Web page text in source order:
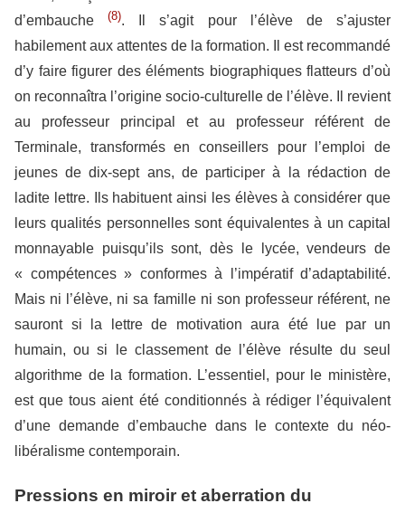
d’embauche(8). Il s’agit pour l’élève de s’ajuster
habilement aux attentes de la formation. Il est recommandé
d’y faire figurer des éléments biographiques flatteurs d’où
on reconnaîtra l’origine socio-culturelle de l’élève. Il revient
au professeur principal et au professeur référent de
Terminale, transformés en conseillers pour l’emploi de
jeunes de dix-sept ans, de participer à la rédaction de
ladite lettre. Ils habituent ainsi les élèves à considérer que
leurs qualités personnelles sont équivalentes à un capital
monnayable puisqu’ils sont, dès le lycée, vendeurs de
« compétences » conformes à l’impératif d’adaptabilité.
Mais ni l’élève, ni sa famille ni son professeur référent, ne
sauront si la lettre de motivation aura été lue par un
humain, ou si le classement de l’élève résulte du seul
algorithme de la formation. L’essentiel, pour le ministère,
est que tous aient été conditionnés à rédiger l’équivalent
d’une demande d’embauche dans le contexte du néo-
libéralisme contemporain.
Pressions en miroir et aberration du